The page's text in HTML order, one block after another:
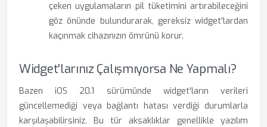
çeken uygulamaların pil tüketimini artırabileceğini
göz önünde bulundurarak, gereksiz widget'lardan
kaçınmak cihazınızın ömrünü korur.
Widget'larınız Çalışmıyorsa Ne Yapmalı?
Bazen iOS 20.1 sürümünde widget'ların verileri
güncellemediği veya bağlantı hatası verdiği durumlarla
karşılaşabilirsiniz. Bu tür aksaklıklar genellikle yazılım